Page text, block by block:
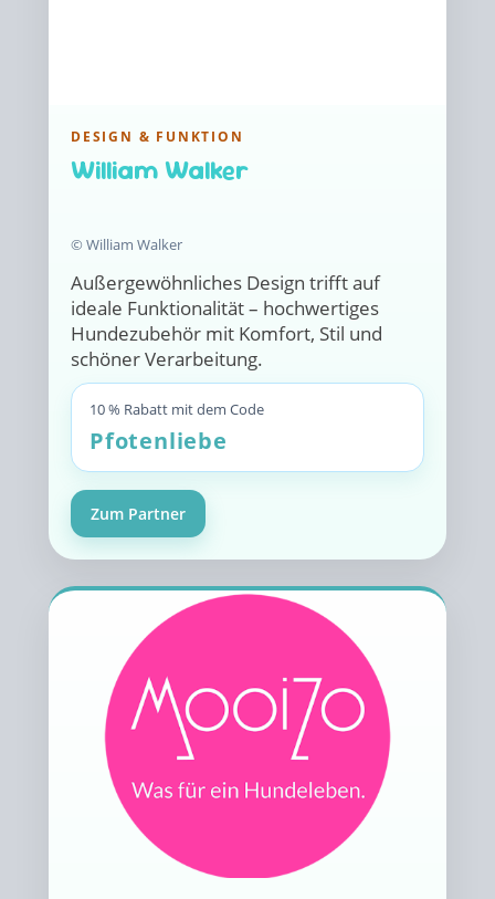
DESIGN & FUNKTION
William Walker
© William Walker
Außergewöhnliches Design trifft auf
ideale Funktionalität – hochwertiges
Hundezubehör mit Komfort, Stil und
schöner Verarbeitung.
10 % Rabatt mit dem Code
Pfotenliebe
Zum Partner